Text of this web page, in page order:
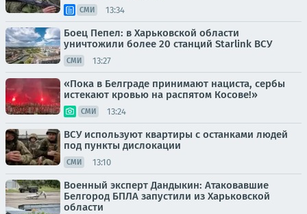
СМИ 13:34
Боец Пепел: в Харьковской области
уничтожили более 20 станций Starlink ВСУ
СМИ 13:27
«Пока в Белграде принимают нациста, сербы
истекают кровью на распятом Косове!»
СМИ 13:24
ВСУ используют квартиры с останками людей
под пункты дислокации
СМИ 13:10
Военный эксперт Дандыкин: Атаковавшие
Белгород БПЛА запустили из Харьковской
области